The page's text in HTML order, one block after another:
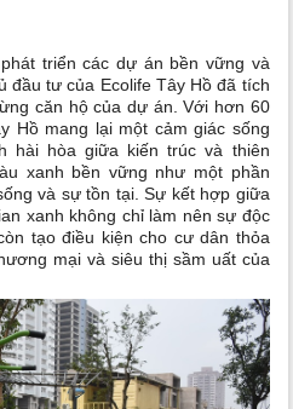
triển các dự án bền vững và
đầu tư của Ecolife Tây Hồ đã tích
căn hộ của dự án. Với hơn 60
Hồ mang lại một cảm giác sống
hài hòa giữa kiến trúc và thiên
xanh bền vững như một phần
và sự tồn tại. Sự kết hợp giữa
xanh không chỉ làm nên sự độc
tạo điều kiện cho cư dân thỏa
mại và siêu thị sầm uất của